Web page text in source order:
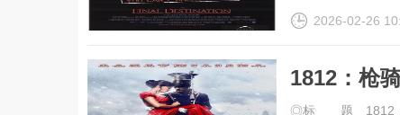
2026-02-26
1812：枪
幕
◎标 题 1812：